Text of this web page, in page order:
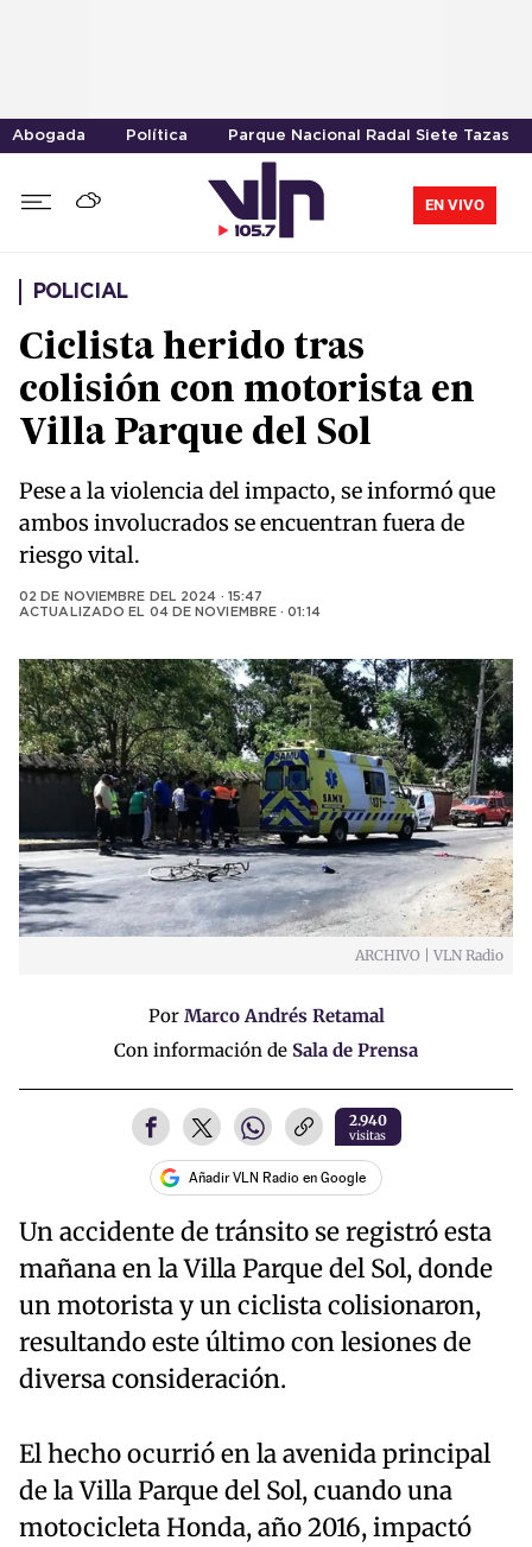
Abogada Política Parque Nacional Radal Siete Tazas
EN VIVO
POLICIAL
Ciclista herido tras
colisión con motorista en
Villa Parque del Sol
Pese a la violencia del impacto, se informó que
ambos involucrados se encuentran fuera de
riesgo vital.
02 DE NOVIEMBRE DEL 2024 · 15:47
ACTUALIZADO EL 04 DE NOVIEMBRE · 01:14
ARCHIVO | VLN Radio
Por Marco Andrés Retamal
Con información de Sala de Prensa
2.940
visitas
Añadir VLN Radio en Google
Un accidente de tránsito se registró esta
mañana en la Villa Parque del Sol, donde
un motorista y un ciclista colisionaron,
resultando este último con lesiones de
diversa consideración.
El hecho ocurrió en la avenida principal
de la Villa Parque del Sol, cuando una
motocicleta Honda, año 2016, impactó